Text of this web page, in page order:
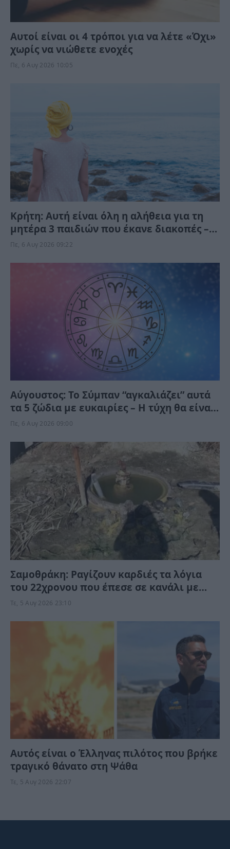
Αυτοί είναι οι 4 τρόποι για να λέτε «Όχι»
χωρίς να νιώθετε ενοχές
Πε, 6 Αυγ 2026 10:05
Κρήτη: Αυτή είναι όλη η αλήθεια για τη
μητέρα 3 παιδιών που έκανε διακοπές –
Έτσι έχασε τη ζωή της
Πε, 6 Αυγ 2026 09:22
Αύγουστος: Το Σύμπαν “αγκαλιάζει” αυτά
τα 5 ζώδια με ευκαιρίες – Η τύχη θα είναι
με το μέρος τους
Πε, 6 Αυγ 2026 09:00
Σαμοθράκη: Ραγίζουν καρδιές τα λόγια
του 22χρονου που έπεσε σε κανάλι με
καυτό νερό – “Μαμά νόμιζες…”
Τε, 5 Αυγ 2026 23:10
Αυτός είναι ο Έλληνας πιλότος που βρήκε
τραγικό θάνατο στη Ψάθα
Τε, 5 Αυγ 2026 22:07